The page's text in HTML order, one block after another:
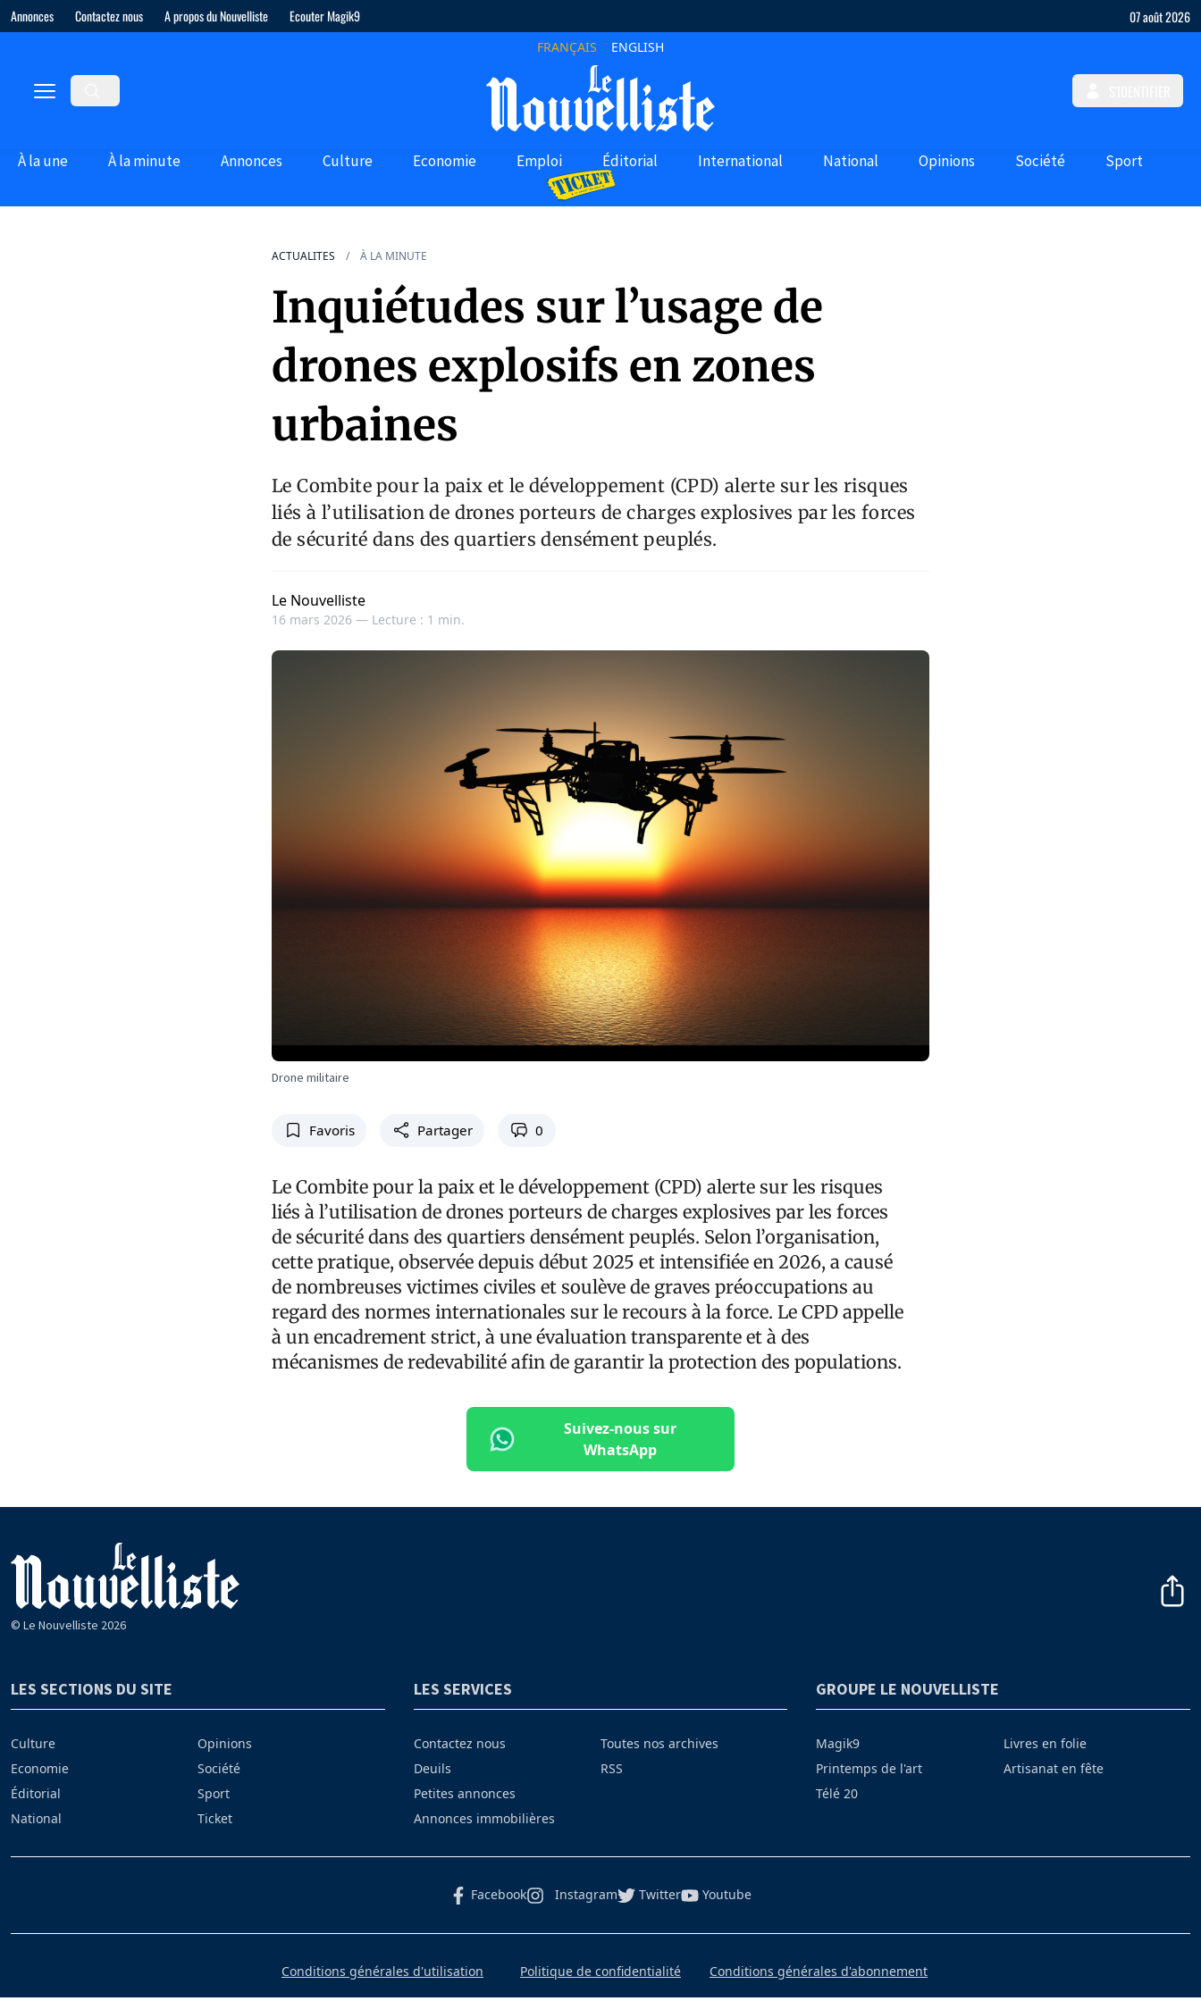
Annonces Contactez nous A propos du Nouvelliste Ecouter Magik9 07 août 2026
FRANÇAIS ENGLISH
À la une À la minute Annonces Culture Economie Emploi Éditorial International National Opinions Société Sport
ACTUALITES À LA MINUTE
Inquiétudes sur l’usage de
drones explosifs en zones
urbaines
Le Combite pour la paix et le développement (CPD) alerte sur les risques
liés à l’utilisation de drones porteurs de charges explosives par les forces
de sécurité dans des quartiers densément peuplés.
Le Nouvelliste
16 mars 2026 — Lecture : 1 min.
Drone militaire
Favoris Partager 0
Le Combite pour la paix et le développement (CPD) alerte sur les risques
liés à l’utilisation de drones porteurs de charges explosives par les forces
de sécurité dans des quartiers densément peuplés. Selon l’organisation,
cette pratique, observée depuis début 2025 et intensifiée en 2026, a causé
de nombreuses victimes civiles et soulève de graves préoccupations au
regard des normes internationales sur le recours à la force. Le CPD appelle
à un encadrement strict, à une évaluation transparente et à des
mécanismes de redevabilité afin de garantir la protection des populations.
Suivez-nous sur
WhatsApp
© Le Nouvelliste 2026
LES SECTIONS DU SITE
Culture
Economie
Éditorial
National
Opinions
Société
Sport
Ticket
LES SERVICES
Contactez nous
Deuils
Petites annonces
Annonces immobilières
Toutes nos archives
RSS
GROUPE LE NOUVELLISTE
Magik9
Printemps de l'art
Télé 20
Livres en folie
Artisanat en fête
Facebook Instagram Twitter Youtube
Conditions générales d'utilisation Politique de confidentialité Conditions générales d'abonnement